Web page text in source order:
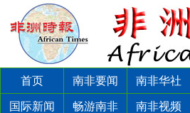
首页 南非要闻 南非华社
国际新闻 畅游南非 南非视频